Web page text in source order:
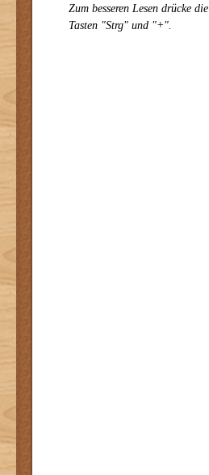
Zum besseren Lesen drücke die
Tasten "Strg" und "+".